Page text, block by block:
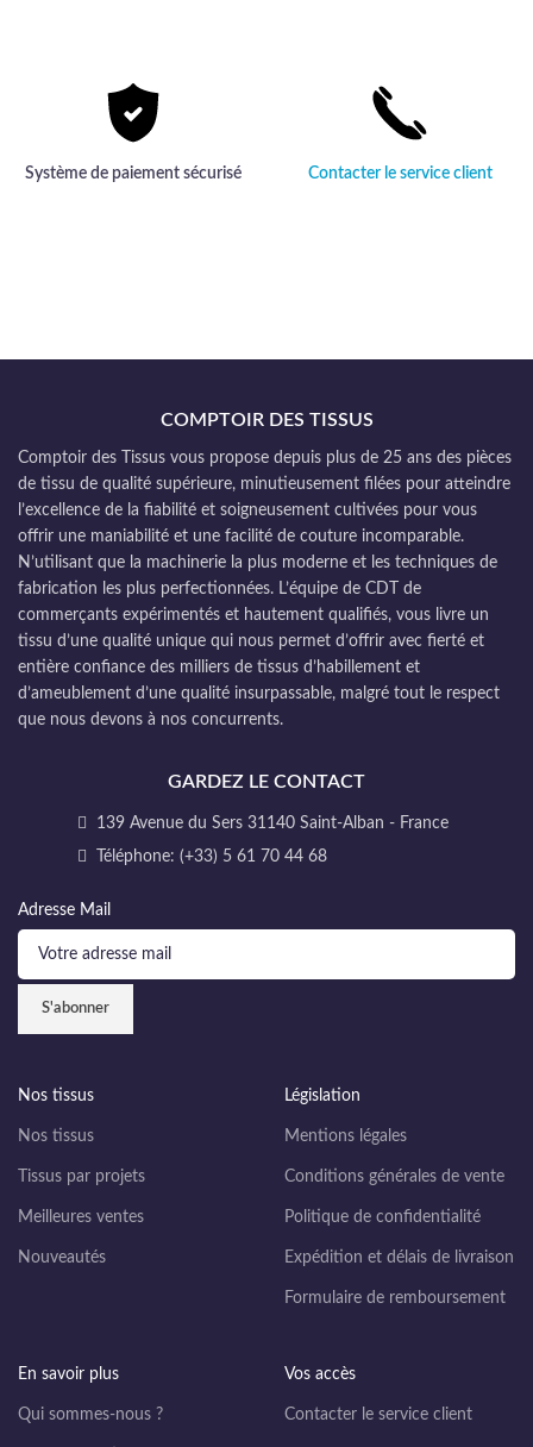
Système de paiement sécurisé Contacter le service client
COMPTOIR DES TISSUS
Comptoir des Tissus vous propose depuis plus de 25 ans des pièces
de tissu de qualité supérieure, minutieusement filées pour atteindre
l’excellence de la fiabilité et soigneusement cultivées pour vous
offrir une maniabilité et une facilité de couture incomparable.
N’utilisant que la machinerie la plus moderne et les techniques de
fabrication les plus perfectionnées. L’équipe de CDT de
commerçants expérimentés et hautement qualifiés, vous livre un
tissu d’une qualité unique qui nous permet d’offrir avec fierté et
entière confiance des milliers de tissus d’habillement et
d’ameublement d’une qualité insurpassable, malgré tout le respect
que nous devons à nos concurrents.
GARDEZ LE CONTACT
139 Avenue du Sers 31140 Saint-Alban - France
Téléphone: (+33) 5 61 70 44 68
Adresse Mail
Nos tissus
Nos tissus
Tissus par projets
Meilleures ventes
Nouveautés
Législation
Mentions légales
Conditions générales de vente
Politique de confidentialité
Expédition et délais de livraison
Formulaire de remboursement
En savoir plus
Qui sommes-nous ?
Vos accès
Contacter le service client